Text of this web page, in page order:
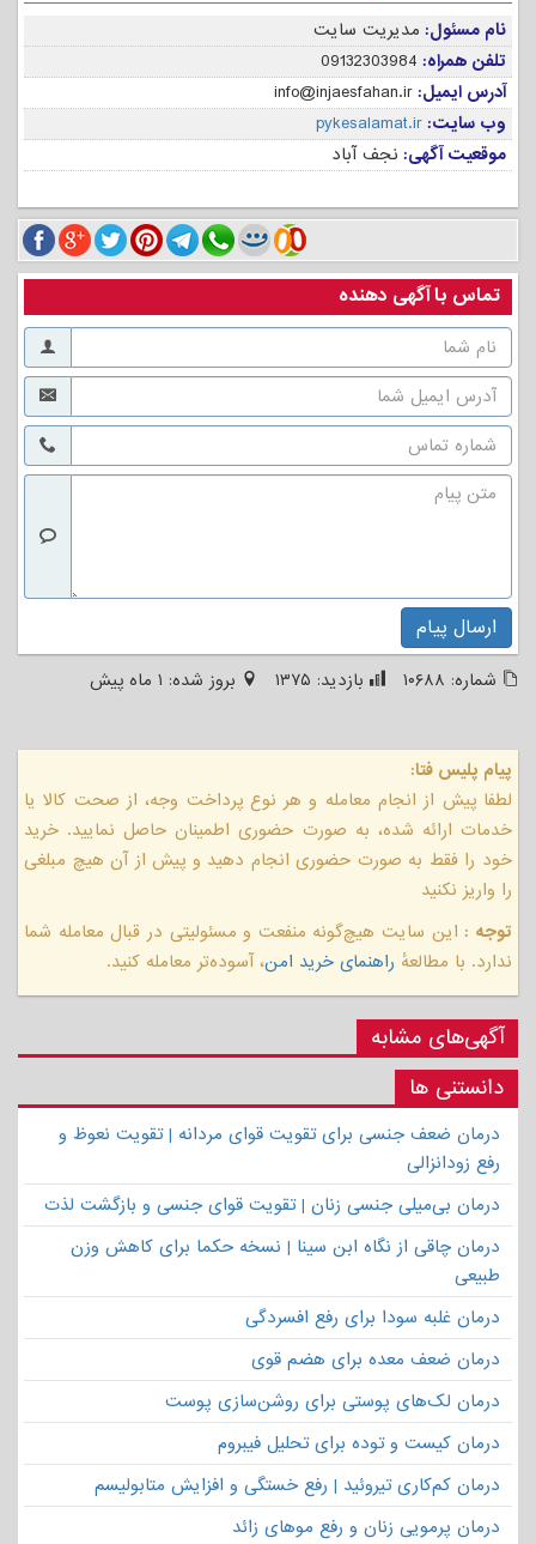
نام مسئول: مدیریت سایت
تلفن همراه: 09132303984
آدرس ایمیل:info@injaesfahan.ir
وب سایت:pykesalamat.ir
موقعیت آگهی: نجف آباد
تماس با آگهی دهنده
ارسال پیام
شماره: ۱۰۶۸۸ بازدید: ۱۳۷۵ بروز شده: ۱ ماه پیش
پیام پلیس فتا:
لطفا پیش از انجام معامله و هر نوع پرداخت وجه، از صحت کالا یا
خدمات ارائه شده، به صورت حضوری اطمینان حاصل نمایید. خرید
خود را فقط به صورت حضوری انجام دهید و پیش از آن هیچ مبلغی
را واریز نکنید
توجه : این سایت هیچ‌گونه منفعت و مسئولیتی در قبال معامله شما
ندارد. با مطالعهٔ راهنمای خرید امن، آسوده‌تر معامله کنید.
آگهی‌های مشابه
دانستنی ها
درمان ضعف جنسی برای تقویت قوای مردانه | تقویت نعوظ و
رفع زودانزالی
درمان بی‌میلی جنسی زنان | تقویت قوای جنسی و بازگشت لذت
درمان چاقی از نگاه ابن سینا | نسخه حکما برای کاهش وزن
طبیعی
درمان غلبه سودا برای رفع افسردگی
درمان ضعف معده برای هضم قوی
درمان لک‌های پوستی برای روشن‌سازی پوست
درمان کیست و توده برای تحلیل فیبروم
درمان کم‌کاری تیروئید | رفع خستگی و افزایش متابولیسم
درمان پرمویی زنان و رفع موهای زائد